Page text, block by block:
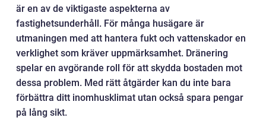
är en av de viktigaste aspekterna av
fastighetsunderhåll. För många husägare är
utmaningen med att hantera fukt och vattenskador en
verklighet som kräver uppmärksamhet. Dränering
spelar en avgörande roll för att skydda bostaden mot
dessa problem. Med rätt åtgärder kan du inte bara
förbättra ditt inomhusklimat utan också spara pengar
på lång sikt.